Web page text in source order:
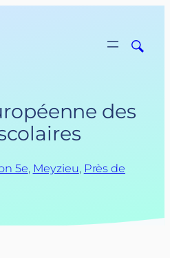
des
5e, Meyzieu, Près de